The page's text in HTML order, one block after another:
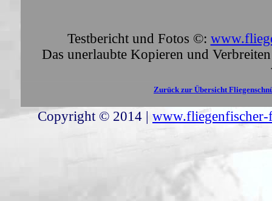
Testbericht und Fotos ©:
Das unerlaubte Kopieren und
Zurück zur Übersicht
Copyright © 2014 | www.fliegenfischer-